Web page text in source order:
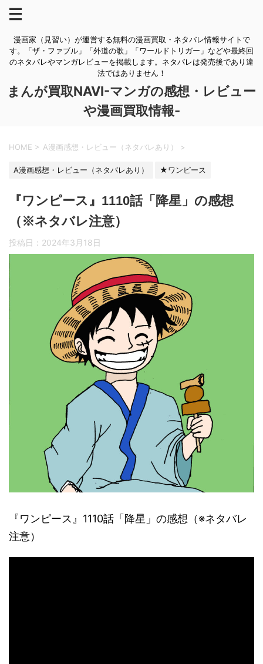
漫画家（見習い）が運営する無料の漫画買取・ネタバレ情報サイトで
す。「ザ・ファブル」「外道の歌」「ワールドトリガー」などや最終回
のネタバレやマンガレビューを掲載します。ネタバレは発売後であり違
法ではありません！
まんが買取NAVI-マンガの感想・レビュー
や漫画買取情報-
HOME > A漫画感想・レビュー（ネタバレあり） >
A漫画感想・レビュー（ネタバレあり） ★ワンピース
『ワンピース』1110話「降星」の感想
（※ネタバレ注意）
投稿日： 2024年3月18日
『ワンピース』1110話「降星」の感想（※ネタバレ
注意）